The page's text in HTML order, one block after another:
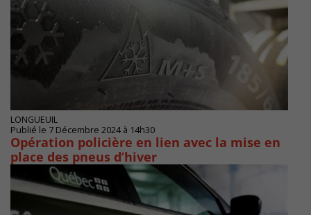
LONGUEUIL
Publié le 7 Décembre 2024 à 14h30
Opération policière en lien avec la mise en
place des pneus d’hiver